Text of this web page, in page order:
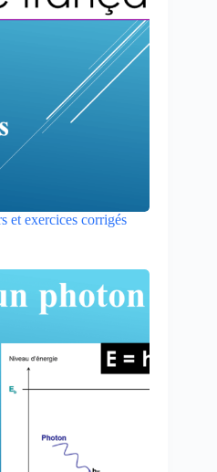
et exercices corrigés